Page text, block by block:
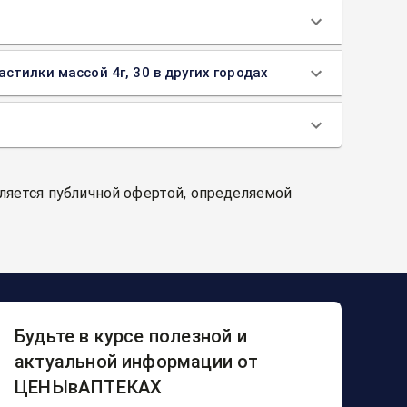
массой 4г, 30 в других городах
публичной офертой, определяемой
Будьте в курсе полезной и
актуальной информации от
ЦЕНЫвАПТЕКАХ